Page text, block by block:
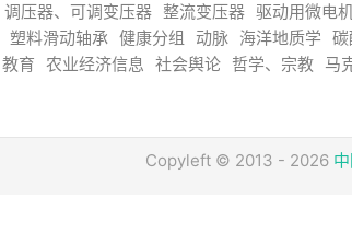
调压器、可调变压器 整流变压器 驱动用微电
塑料滑动轴承 健康分组 动脉 海洋地质学
教育 农业经济信息 社会舆论 哲学、宗教 马
Copyleft © 2013 - 2026